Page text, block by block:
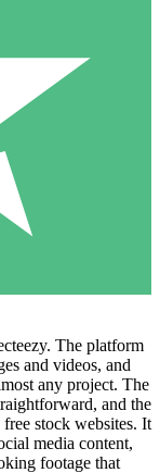
The platform
and videos, and
any project. The
and the
stock websites. It
media content,
footage that